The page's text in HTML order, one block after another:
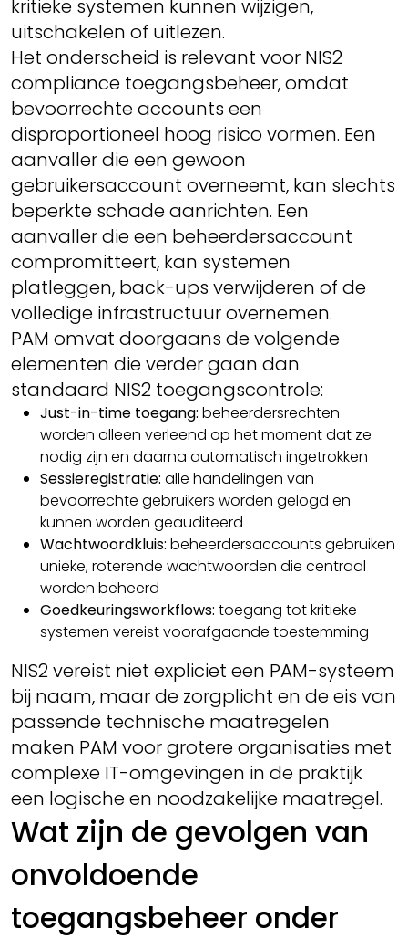
kritieke systemen kunnen wijzigen,
uitschakelen of uitlezen.
Het onderscheid is relevant voor NIS2
compliance toegangsbeheer, omdat
bevoorrechte accounts een
disproportioneel hoog risico vormen. Een
aanvaller die een gewoon
gebruikersaccount overneemt, kan slechts
beperkte schade aanrichten. Een
aanvaller die een beheerdersaccount
compromitteert, kan systemen
platleggen, back-ups verwijderen of de
volledige infrastructuur overnemen.
PAM omvat doorgaans de volgende
elementen die verder gaan dan
standaard NIS2 toegangscontrole:
Just-in-time toegang: beheerdersrechten
worden alleen verleend op het moment dat ze
nodig zijn en daarna automatisch ingetrokken
Sessieregistratie: alle handelingen van
bevoorrechte gebruikers worden gelogd en
kunnen worden geauditeerd
Wachtwoordkluis: beheerdersaccounts gebruiken
unieke, roterende wachtwoorden die centraal
worden beheerd
Goedkeuringsworkflows: toegang tot kritieke
systemen vereist voorafgaande toestemming
NIS2 vereist niet expliciet een PAM-systeem
bij naam, maar de zorgplicht en de eis van
passende technische maatregelen
maken PAM voor grotere organisaties met
complexe IT-omgevingen in de praktijk
een logische en noodzakelijke maatregel.
Wat zijn de gevolgen van
onvoldoende
toegangsbeheer onder